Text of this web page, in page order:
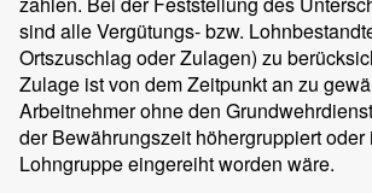
sind alle Vergütungs- bzw.
Ortszuschlag oder Zulagen) zu
Zulage ist von dem Zeitpunkt an zu
Arbeitnehmer ohne den
der Bewährungszeit höhergruppiert
Lohngruppe eingereiht worden wäre.